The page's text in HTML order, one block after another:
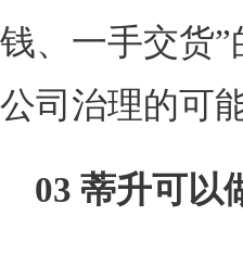
钱、一手交货
公司治理的可能
03 蒂升可以